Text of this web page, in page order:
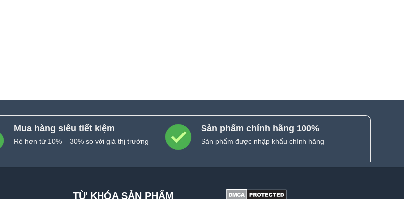
Mua hàng siêu tiết kiệm
Rẻ hơn từ 10% – 30% so với giá thị trường
Sản phẩm chính hãng 100%
Sản phẩm được nhập khẩu chính hãng
TỪ KHÓA SẢN PHẨM